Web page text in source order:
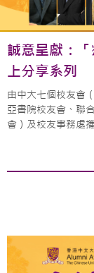
誠意呈獻：
上分享系列
由中大七個校友會
亞書院校友會、聯
會）及校友事務處